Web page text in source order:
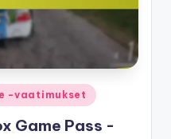
-vaatimukset
Game Pass -